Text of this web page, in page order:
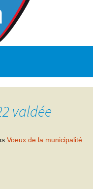
valdée
Voeux de la municipalité